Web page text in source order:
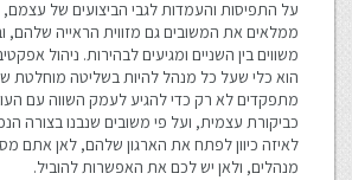
על התפיסות והעמדות לגבי הביצועים של עצמם,
ממלאים את המשובים גם מזווית הראייה שלהם,
משווים בין השניים ומגיעים לבהירות. ניהול
הוא כלי שעל כל מנהל להיות בשליטה מוחלטת
מתפקדים לא רק כדי להגיע לעמק השווה עם
כביקורת עצמית, ועל פי משובים שנבנו בצורה
לאיזה כיוון לפתח את הארגון שלהם, לאן אתם
מנהלים, ולאן יש לכם את האפשרות להוביל.